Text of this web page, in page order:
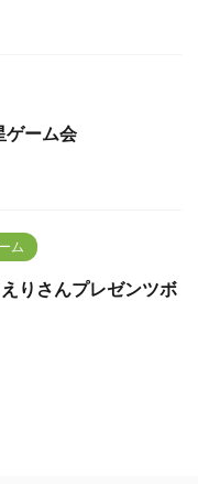
ーム会
ム
さんプレゼンツボ